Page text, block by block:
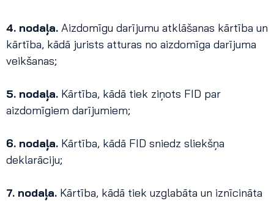
4. nodaļa. Aizdomīgu darījumu atklāšanas kārtība un
kārtība, kādā jurists atturas no aizdomīga darījuma
veikšanas;
5. nodaļa. Kārtība, kādā tiek ziņots FID par
aizdomīgiem darījumiem;
6. nodaļa. Kārtība, kādā FID sniedz sliekšņa
deklarāciju;
7. nodaļa. Kārtība, kādā tiek uzglabāta un iznīcināta